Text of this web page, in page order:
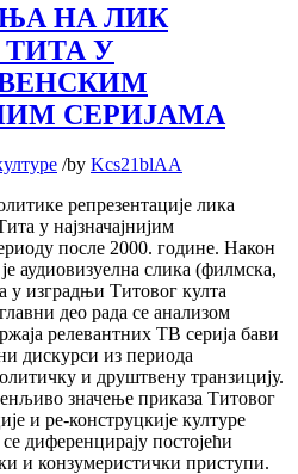
НА ЛИК
У
СЕРИЈАМА
/by Kcs21blAA
репрезентације лика
у најзначајнијим
после 2000. године. Након
аудиовизуелна слика (филмска,
у изградњи Титовог култа
део рада се анализом
релевантних ТВ серија бави
дискурси из периода
и друштвену транзицију.
значење приказа Титовог
и ре-конструцкије културе
диференцирају постојећи
и конзумеристички приступи.